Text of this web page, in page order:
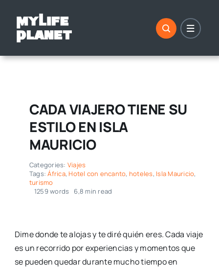
contenido
CADA VIAJERO TIENE SU
ESTILO EN ISLA
MAURICIO
Categories: Viajes
Tags:África, Hotel con encanto, hoteles, Isla Mauricio,
turismo
1259 words
6,8 min read
Dime donde te alojas y te diré quién eres. Cada viaje
es un recorrido por experiencias y momentos que
se pueden quedar durante mucho tiempo en